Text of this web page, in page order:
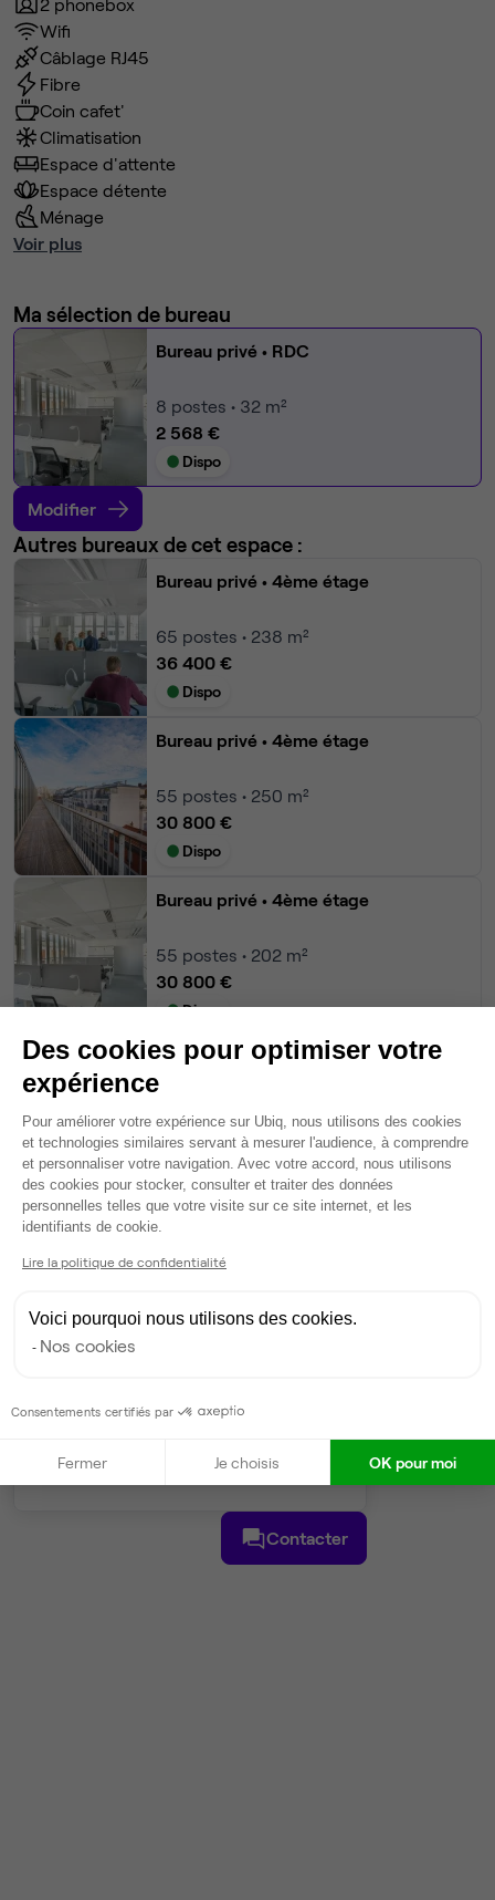
2 phonebox
Wifi
Câblage RJ45
Fibre
Coin cafet'
Climatisation
Espace d'attente
Espace détente
Ménage
Voir plus
Ma sélection de bureau
Bureau privé • RDC
8 postes • 32 m²
2 568 €
Dispo
Modifier
Autres bureaux de cet espace :
Bureau privé • 4ème étage
65 postes • 238 m²
36 400 €
Dispo
Bureau privé • 4ème étage
55 postes • 250 m²
30 800 €
Dispo
Bureau privé • 4ème étage
55 postes • 202 m²
30 800 €
Dispo
Bureau privé• 3ème étage
49postes • 200 m²
25 137 €
Dispo
Voir tout
A Anne-France
Répond en moins de deux jours
Locataires trouvés sur Ubiq : 14
Contacter
Des cookies pour optimiser votre
expérience
Plateforme de Gestion du
Pour améliorer votre expérience sur Ubiq, nous utilisons des cookies
et technologies similaires servant à mesurer l'audience, à comprendre
et personnaliser votre navigation. Avec votre accord, nous utilisons
des cookies pour stocker, consulter et traiter des données
personnelles telles que votre visite sur ce site internet, et les
identifiants de cookie.
Lire la politique de confidentialité
Voici pourquoi nous utilisons des cookies.
Nos cookies
Consentements certifiés par
Fermer Je choisis OK pour moi